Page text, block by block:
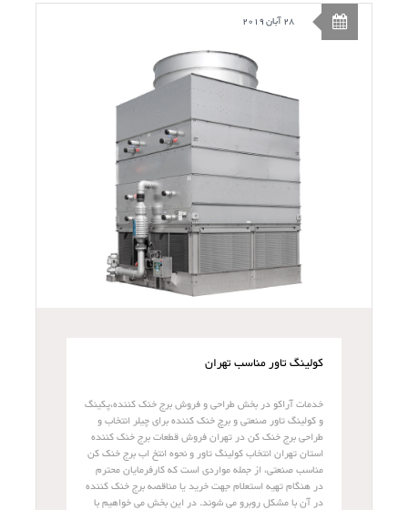
28 آبان 2019
کولینگ تاور مناسب تهران
خدمات آراکو در بخش طراحی و فروش برج خنک کننده،پکینگ
و کولینگ تاور صنعتی و برچ خنک کننده برای چیلر انتخاب و
طراحی برج خنک کن در تهران فروش قطعات برج خنک کننده
استان تهران انتخاب کولینگ تاور و نحوه انتخ اب برج خنک کن
مناسب صنعتی، از جمله مواردی است که کارفرمایان محترم
در هنگام تهیه استعلام جهت خرید یا مناقصه برج خنک کننده
در آن با مشکل روبرو می شوند. در این بخش می خواهیم با